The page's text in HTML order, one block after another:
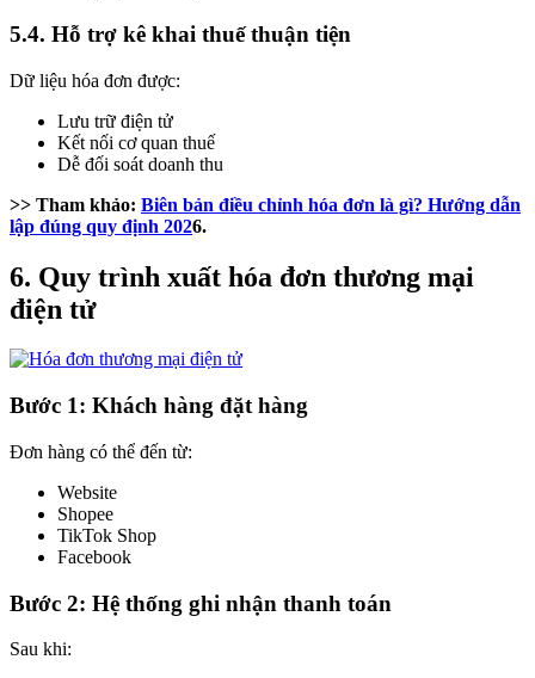
5.4. Hỗ trợ kê khai thuế thuận tiện
Dữ liệu hóa đơn được:
Lưu trữ điện tử
Kết nối cơ quan thuế
Dễ đối soát doanh thu
>> Tham khảo: Biên bản điều chỉnh hóa đơn là gì? Hướng dẫn
lập đúng quy định 2026.
6. Quy trình xuất hóa đơn thương mại
điện tử
Bước 1: Khách hàng đặt hàng
Đơn hàng có thể đến từ:
Website
Shopee
TikTok Shop
Facebook
Bước 2: Hệ thống ghi nhận thanh toán
Sau khi: